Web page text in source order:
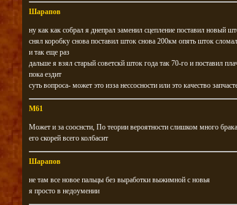
Шарапов
ну как как собрал я днепрал заменил сцепление поставил новый
снял коробку снова поставил шток снова 200км опять шток
и так еще раз
дальше я взял старый советскй шток года так 70-го и поставил
пока ездит
суть вопроса- может это изза нессосности или это качество
M61
Может и за сооснсти, По теории вероятности слишком много
его скорей всего колбасит
Шарапов
не там все новое пальцы без выработки выжимной с новья
я просто в недоумении